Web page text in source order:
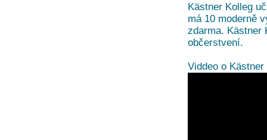
Kästner Kolleg
má 10 moderně
zdarma. Kästner
občerstvení.
Viddeo o Kästner